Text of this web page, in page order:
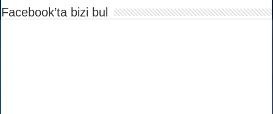
Facebook’ta bizi bul